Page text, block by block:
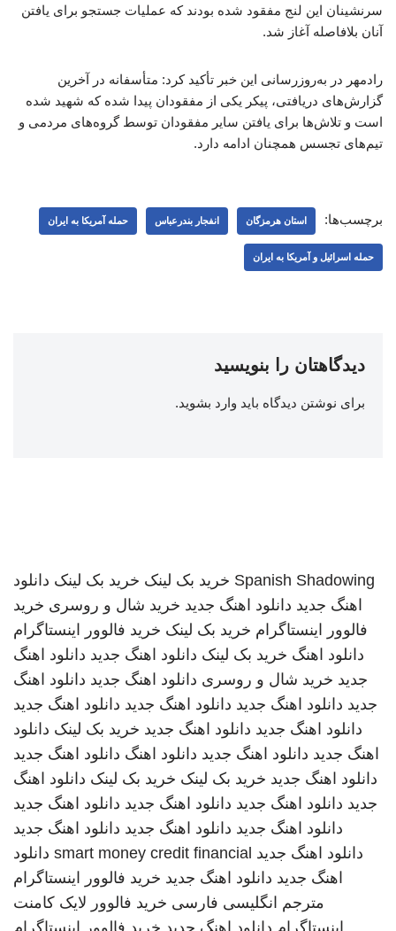
سرنشینان این لنج مفقود شده بودند که عملیات جستجو برای یافتن
آنان بلافاصله آغاز شد.
رادمهر در به‌روزرسانی این خبر تأکید کرد: متأسفانه در آخرین
گزارش‌های دریافتی، پیکر یکی از مفقودان پیدا شده که شهید شده
است و تلاش‌ها برای یافتن سایر مفقودان توسط گروه‌های مردمی و
تیم‌های تجسس همچنان ادامه دارد.
برچسب‌ها: استان هرمزگان انفجار بندرعباس حمله آمریکا به ایران
حمله اسرائیل و آمریکا به ایران
دیدگاهتان را بنویسید
برای نوشتن دیدگاه باید وارد بشوید.
Spanish Shadowing خرید بک لینک خرید بک لینک دانلود
اهنگ جدید دانلود اهنگ جدید خرید شال و روسری خرید
فالوور اینستاگرام خرید بک لینک خرید فالوور اینستاگرام
دانلود اهنگ خرید بک لینک دانلود اهنگ جدید دانلود اهنگ
جدید خرید شال و روسری دانلود اهنگ جدید دانلود اهنگ
جدید دانلود اهنگ جدید دانلود اهنگ جدید دانلود اهنگ جدید
دانلود اهنگ جدید دانلود اهنگ جدید خرید بک لینک دانلود
اهنگ جدید دانلود اهنگ جدید دانلود اهنگ دانلود اهنگ جدید
دانلود اهنگ جدید خرید بک لینک خرید بک لینک دانلود اهنگ
جدید دانلود اهنگ جدید دانلود اهنگ جدید دانلود اهنگ جدید
دانلود اهنگ جدید دانلود اهنگ جدید دانلود اهنگ جدید
دانلود اهنگ جدید smart money credit financial دانلود
اهنگ جدید دانلود اهنگ جدید خرید فالوور اینستاگرام
مترجم انگلیسی فارسی خرید فالوور لایک کامنت
اینستاگرام دانلود اهنگ جدید خرید فالوور اینستاگرام